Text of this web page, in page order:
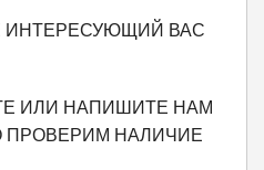
ИНТЕРЕСУЮЩИЙ ВАС
ИЛИ НАПИШИТЕ НАМ
НАЛИЧИЕ